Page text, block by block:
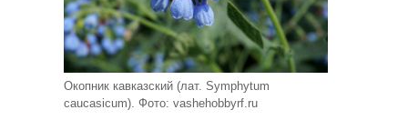
Окопник кавказский (лат. Symphytum
caucasicum). Фото: vashehobbyrf.ru